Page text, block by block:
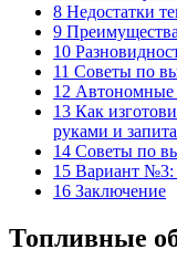
8 Недостатки
9
10
11 Советы по
12
13 Как
руками и
14 Советы по
15 Вариант №3:
16 Заключение
Топливные